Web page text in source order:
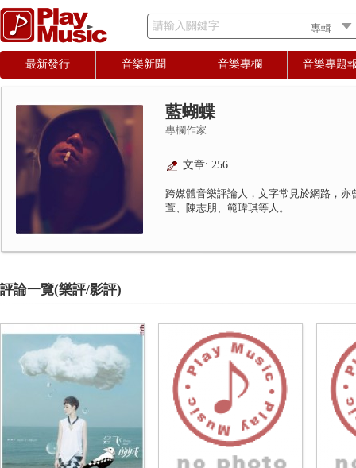
請輸入關鍵字
最新發行 音樂新聞 音樂專欄 音樂專題
藍蝴蝶
專欄作家
文章: 256
跨媒體音樂評論人，文字常見於網路，
萱、陳志朋、範瑋琪等人。
評論一覽(樂評/影評)